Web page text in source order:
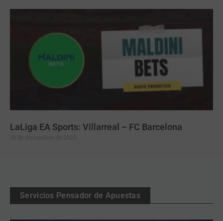
LaLiga EA Sports: Villarreal – FC Barcelona
Servicios Pensador de Apuestas